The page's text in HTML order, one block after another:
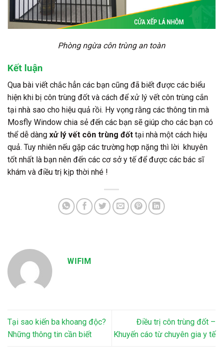
Phòng ngừa côn trùng an toàn
Kết luận
Qua bài viết chắc hẳn các bạn cũng đã biết được các biểu
hiện khi bị côn trùng đốt và cách để xử lý vết côn trùng cắn
tại nhà sao cho hiệu quả rồi. Hy vọng rằng các thông tin mà
Mosfly Window chia sẻ đến các bạn sẽ giúp cho các bạn có
thể dễ dàng xử lý vết côn trùng đốt tại nhà một cách hiệu
quả. Tuy nhiên nếu gặp các trường hợp nặng thì lời khuyên
tốt nhất là bạn nên đến các cơ sở y tế để được các bác sĩ
khám và điều trị kịp thời nhé !
WIFIM
Tại sao kiến ba khoang độc?
Những thông tin cần biết
Điều trị côn trùng đốt –
Khuyến cáo từ chuyên gia y tế